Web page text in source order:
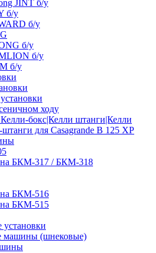
JINT б/у
б/у
б/у
б/у
б/у
б/у
ходу
бокс|Келли штанги|Келли
для Casagrande B 125 XP
БКМ-317 / БКМ-318
БКМ-516
БКМ-515
машины (шнековые)